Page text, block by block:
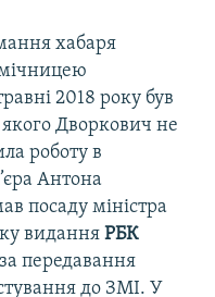
хабаря
2018 року був
Дворкович не
роботу в
Антона
посаду міністра
видання РБК
передавання
до ЗМІ. У